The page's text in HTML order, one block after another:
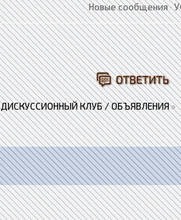
Новые сообщения·
ДИСКУССИОННЫЙ КЛУБ / ОБЪЯВЛЕНИЯ»